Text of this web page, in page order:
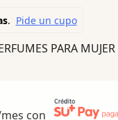
PARA MUJER
con